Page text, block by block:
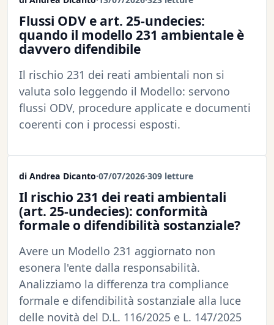
Flussi ODV e art. 25-undecies:
quando il modello 231 ambientale è
davvero difendibile
Il rischio 231 dei reati ambientali non si
valuta solo leggendo il Modello: servono
flussi ODV, procedure applicate e documenti
coerenti con i processi esposti.
di Andrea Dicanto·07/07/2026·309 letture
Il rischio 231 dei reati ambientali
(art. 25-undecies): conformità
formale o difendibilità sostanziale?
Avere un Modello 231 aggiornato non
esonera l'ente dalla responsabilità.
Analizziamo la differenza tra compliance
formale e difendibilità sostanziale alla luce
delle novità del D.L. 116/2025 e L. 147/2025